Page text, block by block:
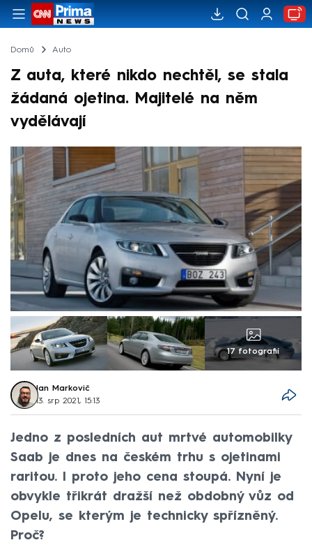
Domů Auto
Z auta, které nikdo nechtěl, se stala
žádaná ojetina. Majitelé na něm
vydělávají
17 fotografií
Jan Markovič
13. srp 2021, 15:13
Jedno z posledních aut mrtvé automobilky
Saab je dnes na českém trhu s ojetinami
raritou. I proto jeho cena stoupá. Nyní je
obvykle třikrát dražší než obdobný vůz od
Opelu, se kterým je technicky spřízněný.
Proč?